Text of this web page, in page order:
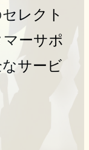
レクト
ーサポ
サービ